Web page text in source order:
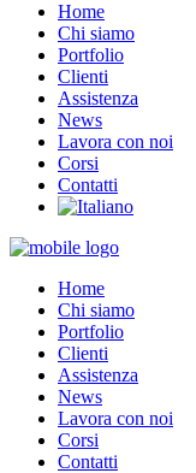
Home
Chi siamo
Portfolio
Clienti
Assistenza
News
Lavora con noi
Corsi
Contatti
Home
Chi siamo
Portfolio
Clienti
Assistenza
News
Lavora con noi
Corsi
Contatti